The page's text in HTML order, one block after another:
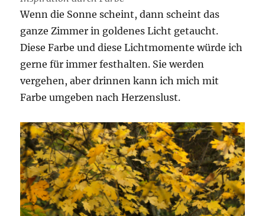
Wenn die Sonne scheint, dann scheint das
ganze Zimmer in goldenes Licht getaucht.
Diese Farbe und diese Lichtmomente würde ich
gerne für immer festhalten. Sie werden
vergehen, aber drinnen kann ich mich mit
Farbe umgeben nach Herzenslust.